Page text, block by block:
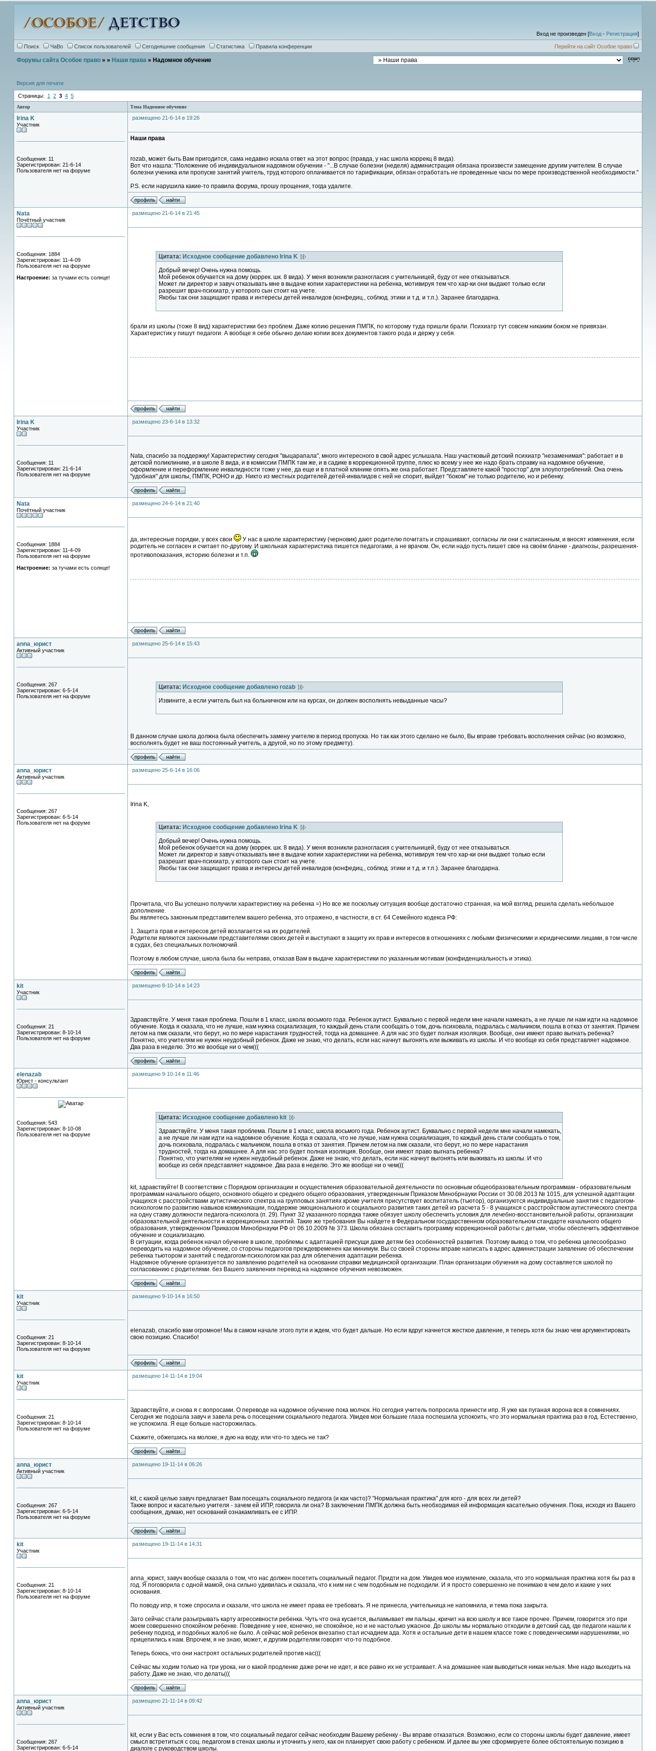
Вход не произведен [Вход - Регистрация]
Поиск ЧаВо Список пользователей Сегодняшние сообщения Статистика Правила конференции Перейти на сайт Особое право
Форумы сайта Особое право » » Наши права » Надомное обучение
Версия для печати
Страницы: 1 2 3 4 5
Автор Тема Надомное обучение
Irina K
Участник
Сообщения: 11
Зарегистрирован: 21-6-14
Пользователя нет на форуме
размещено 21-6-14 в 19:26
Наши права
rozab, может быть Вам пригодится, сама недавно искала ответ на этот вопрос (правда, у нас школа коррекц 8 вида).
Вот что нашла: "Положение об индивидуальном надомном обучении - "...В случае болезни (неделя) администрация обязана произвести замещение другим учителем. В случае
болезни ученика или пропуске занятий учитель, труд которого оплачивается по тарификации, обязан отработать не проведенные часы по мере производственной необходимости."
P.S. если нарушила какие-то правила форума, прошу прощения, тогда удалите.
Nata
Почётный участник
Сообщения: 1884
Зарегистрирован: 11-4-09
Пользователя нет на форуме
Настроение: за тучами есть солнце!
размещено 21-6-14 в 21:45
Цитата: Исходное сообщение добавлено Irina K
Добрый вечер! Очень нужна помощь.
Мой ребенок обучается на дому (коррек. шк. 8 вида). У меня возникли разногласия с учительницей, буду от нее отказываться.
Может ли директор и завуч отказывать мне в выдаче копии характеристики на ребенка, мотивируя тем что хар-ки они выдают только если
разрешит врач-психиатр, у которого сын стоит на учете.
Якобы так они защищают права и интересы детей инвалидов (конфедиц., соблюд. этики и т.д. и т.п.). Заранее благодарна.
брали из школы (тоже 8 вид) характеристики без проблем. Даже копию решения ПМПК, по которому туда пришли брали. Психиатр тут совсем никаким боком не привязан.
Характеристик у пишут педагоги. А вообще я себе обычно делаю копии всех документов такого рода и держу у себя.
Irina K
Участник
Сообщения: 11
Зарегистрирован: 21-6-14
Пользователя нет на форуме
размещено 23-6-14 в 13:32
Nata, спасибо за поддержку! Характеристику сегодня "выцарапала", много интересного в свой адрес услышала. Наш участковый детский психиатр "незаменимая": работает и в
детской поликлинике, и в школе 8 вида, и в комиссии ПМПК там же, и в садике в коррекционной группе, плюс ко всему у нее же надо брать справку на надомное обучение,
оформление и переформление инвалидности тоже у нее, да еще и в платной клинике опять же она работает. Представляете какой "простор" для злоупотреблений. Она очень
"удобная" для школы, ПМПК, РОНО и др. Никто из местных родителей детей-инвалидов с ней не спорит, выйдет "боком" не только родителю, но и ребенку.
Nata
Почётный участник
Сообщения: 1884
Зарегистрирован: 11-4-09
Пользователя нет на форуме
Настроение: за тучами есть солнце!
размещено 24-6-14 в 21:40
да, интересные порядки, у всех свои
У нас в школе характеристику (черновик) дают родителю почитать и спрашивают, согласны ли они с написанным, и вносят изменения, если
родитель не согласен и считает по-другому. И школьная характеристика пишется педагогами, а не врачом. Он, если надо пусть пишет свое на своём бланке - диагнозы, разрешения-
противопоказания, историю болезни и т.п.
anna_юрист
Активный участник
Сообщения: 267
Зарегистрирован: 6-5-14
Пользователя нет на форуме
размещено 25-6-14 в 15:43
Цитата: Исходное сообщение добавлено rozab
Извините, а если учитель был на больничном или на курсах, он должен восполнять невыданные часы?
В данном случае школа должна была обеспечить замену учителю в период пропуска. Но так как этого сделано не было, Вы вправе требовать восполнения сейчас (но возможно,
восполнять будет не ваш постоянный учитель, а другой, но по этому предмету).
anna_юрист
Активный участник
Сообщения: 267
Зарегистрирован: 6-5-14
Пользователя нет на форуме
размещено 25-6-14 в 16:06
Irina K,
Цитата: Исходное сообщение добавлено Irina K
Добрый вечер! Очень нужна помощь.
Мой ребенок обучается на дому (коррек. шк. 8 вида). У меня возникли разногласия с учительницей, буду от нее отказываться.
Может ли директор и завуч отказывать мне в выдаче копии характеристики на ребенка, мотивируя тем что хар-ки они выдают только если
разрешит врач-психиатр, у которого сын стоит на учете.
Якобы так они защищают права и интересы детей инвалидов (конфедиц., соблюд. этики и т.д. и т.п.). Заранее благодарна.
Прочитала, что Вы успешно получили характеристику на ребенка =) Но все же поскольку ситуация вообще достаточно странная, на мой взгляд, решила сделать небольшое
дополнение.
Вы являетесь законным представителем вашего ребенка, это отражено, в частности, в ст. 64 Семейного кодекса РФ:
1. Защита прав и интересов детей возлагается на их родителей.
Родители являются законными представителями своих детей и выступают в защиту их прав и интересов в отношениях с любыми физическими и юридическими лицами, в том числе
в судах, без специальных полномочий.
Поэтому в любом случае, школа была бы неправа, отказав Вам в выдаче характеристики по указанным мотивам (конфиденциальность и этика).
kit
Участник
Сообщения: 21
Зарегистрирован: 8-10-14
Пользователя нет на форуме
размещено 8-10-14 в 14:23
Здравствуйте. У меня такая проблема. Пошли в 1 класс, школа восьмого года. Ребенок аутист. Буквально с первой недели мне начали намекать, а не лучше ли нам идти на надомное
обучение. Когда я сказала, что не лучше, нам нужна социализация, то каждый день стали сообщать о том, дочь психовала, подралась с мальчиком, пошла в отказ от занятия. Причем
летом на пмк сказали, что берут, но по мере нарастания трудностей, тогда на домашнее. А для нас это будет полная изоляция. Вообще, они имеют право выгнать ребенка?
Понятно, что учителям не нужен неудобный ребенок. Даже не знаю, что делать, если нас начнут выгонять или выживать из школы. И что вообще из себя представляет надомное.
Два раза в неделю. Это же вообще ни о чем(((
elenazab
Юрист - консультант
Сообщения: 543
Зарегистрирован: 8-10-08
Пользователя нет на форуме
размещено 9-10-14 в 11:46
Цитата: Исходное сообщение добавлено kit
Здравствуйте. У меня такая проблема. Пошли в 1 класс, школа восьмого года. Ребенок аутист. Буквально с первой недели мне начали намекать,
а не лучше ли нам идти на надомное обучение. Когда я сказала, что не лучше, нам нужна социализация, то каждый день стали сообщать о том,
дочь психовала, подралась с мальчиком, пошла в отказ от занятия. Причем летом на пмк сказали, что берут, но по мере нарастания
трудностей, тогда на домашнее. А для нас это будет полная изоляция. Вообще, они имеют право выгнать ребенка?
Понятно, что учителям не нужен неудобный ребенок. Даже не знаю, что делать, если нас начнут выгонять или выживать из школы. И что
вообще из себя представляет надомное. Два раза в неделю. Это же вообще ни о чем(((
kit, здравствуйте! В соответствии с Порядком организации и осуществления образовательной деятельности по основным общеобразовательным программам - образовательным
программам начального общего, основного общего и среднего общего образования, утвержденным Приказом Минобрнауки России от 30.08.2013 № 1015, для успешной адаптации
учащихся с расстройствами аутистического спектра на групповых занятиях кроме учителя присутствует воспитатель (тьютор), организуются индивидуальные занятия с педагогом-
психологом по развитию навыков коммуникации, поддержке эмоционального и социального развития таких детей из расчета 5 - 8 учащихся с расстройством аутистического спектра
на одну ставку должности педагога-психолога (п. 29). Пункт 32 указанного порядка также обязует школу обеспечить условия для лечебно-восстановительной работы, организации
образовательной деятельности и коррекционных занятий. Такие же требования Вы найдете в Федеральном государственном образовательном стандарте начального общего
образования, утвержденном Приказом Минобрнауки РФ от 06.10.2009 № 373. Школа обязана составить программу коррекционной работы с детьми, чтобы обеспечить эффективное
обучение и социализацию.
В ситуации, когда ребенок начал обучение в школе, проблемы с адаптацией присущи даже детям без особенностей развития. Поэтому вывод о том, что ребенка целесообразно
переводить на надомное обучение, со стороны педагогов преждевременен как минимум. Вы со своей стороны вправе написать в адрес администрации заявление об обеспечении
ребенка тьютором и занятий с педагогом-психологом как раз для облегчения адаптации ребенка.
Надомное обучение организуется по заявлению родителей на основании справки медицинской организации. План организации обучения на дому составляется школой по
согласованию с родителями. без Вашего заявления перевод на надомное обучения невозможен.
kit
Участник
Сообщения: 21
Зарегистрирован: 8-10-14
Пользователя нет на форуме
размещено 9-10-14 в 16:50
elenazab, спасибо вам огромное! Мы в самом начале этого пути и ждем, что будет дальше. Но если вдруг начнется жесткое давление, я теперь хотя бы знаю чем аргументировать
свою позицию. Спасибо!
kit
Участник
Сообщения: 21
Зарегистрирован: 8-10-14
Пользователя нет на форуме
размещено 14-11-14 в 19:04
Здравствуйте, и снова я с вопросами. О переводе на надомное обучение пока молчок. Но сегодня учитель попросила принести ипр. Я уже как пуганая ворона вся в сомнениях.
Сегодня же подошла завуч и завела речь о посещении социального педагога. Увидев мои большие глаза поспешила успокоить, что это нормальная практика раз в год. Естественно,
не успокоила. Я еще больше насторожилась.
Скажите, обжегшись на молоке, я дую на воду, или что-то здесь не так?
anna_юрист
Активный участник
Сообщения: 267
Зарегистрирован: 6-5-14
Пользователя нет на форуме
размещено 19-11-14 в 06:26
kit, с какой целью завуч предлагает Вам посещать социального педагога (и как часто)? "Нормальная практика" для кого - для всех ли детей?
Также вопрос и касательно учителя - зачем ей ИПР, говорила ли она? В заключении ПМПК должна быть необходимая ей информация касательно обучения. Пока, исходя из Вашего
сообщения, думаю, нет оснований ознакамливать ее с ИПР.
kit
Участник
Сообщения: 21
Зарегистрирован: 8-10-14
Пользователя нет на форуме
размещено 19-11-14 в 14:31
anna_юрист, завуч вообще сказала о том, что нас должен посетить социальный педагог. Придти на дом. Увидев мое изумление, сказала, что это нормальная практика хотя бы раз в
год. Я поговорила с одной мамой, она сильно удивилась и сказала, что к ним ни с чем подобным не подходили. И я просто совершенно не понимаю в чем дело и какие у них
основания.
По поводу ипр, я тоже спросила и сказали, что школа не имеет права ее требовать. Я не принесла, учительница не напомнила, и тема пока закрыта.
Зато сейчас стали разыгрывать карту агрессивности ребенка. Чуть что она кусается, выламывает им пальцы, кричит на всю школу и все такое прочее. Причем, говорится это при
моем совершенно спокойном ребенке. Поведение у нее, конечно, не спокойное, но и не настолько ужасное. До школы мы нормально отходили в детский сад, где педагоги нашли к
ребенку подход, и подобных жалоб не было. А сейчас мой ребенок внезапно стал исчадием ада. Хотя и остальные дети в нашем классе тоже с поведенческими нарушениями, но
прицепились к нам. Впрочем, я не знаю, может, и другим родителям говорят что-то подобное.
Теперь боюсь, что они настроят остальных родителей против нас(((
Сейчас мы ходим только на три урока, ни о какой продленке даже речи не идет, и все равно их не устраивает. А на домашнее нам выводиться никак нельзя. Мне надо выходить на
работу. Даже не знаю, что делать(((
anna_юрист
Активный участник
Сообщения: 267
Зарегистрирован: 6-5-14
размещено 21-11-14 в 09:42
kit, если у Вас есть сомнения в том, что социальный педагог сейчас необходим Вашему ребенку - Вы вправе отказаться. Возможно, если со стороны школы будет давление, имеет
смысл встретиться с соц. педагогом в стенах школы и уточнить у него, как он планирует свою работу с ребенком. И далее вы уже сформируете более обстоятельную позицию в
диалоге с руководством школы.